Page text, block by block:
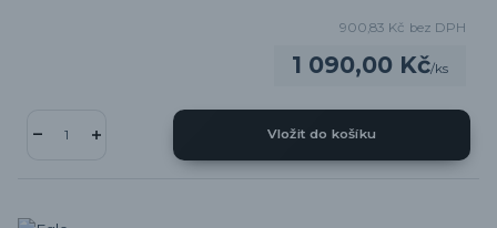
1 090,00 Kč/ks
900,83 Kč bez DPH
Vložit do košíku